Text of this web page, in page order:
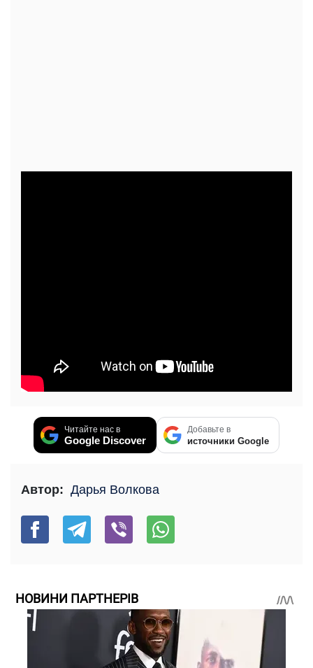
Читайте нас в
Google Discover
Добавьте в
источники Google
Автор: Дарья Волкова
НОВИНИ ПАРТНЕРІВ